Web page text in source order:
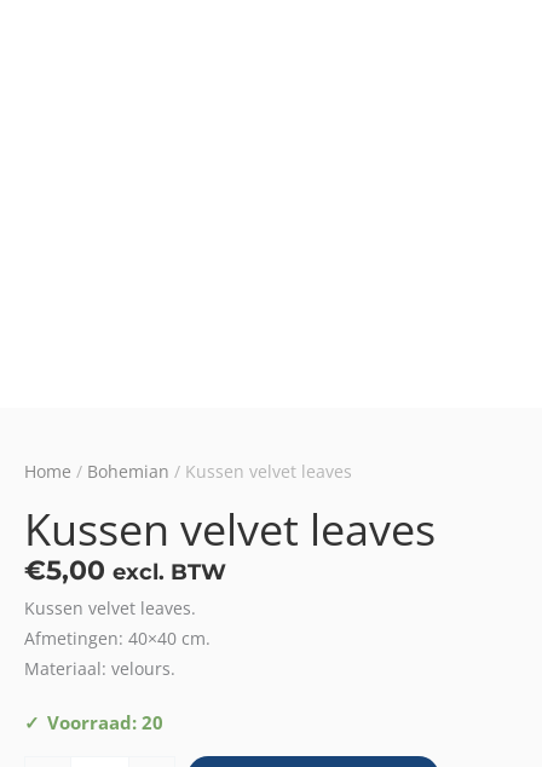
Home / Bohemian / Kussen velvet leaves
Kussen velvet leaves
€5,00 excl. BTW
Kussen velvet leaves.
Afmetingen: 40×40 cm.
Materiaal: velours.
Voorraad: 20
Kussen